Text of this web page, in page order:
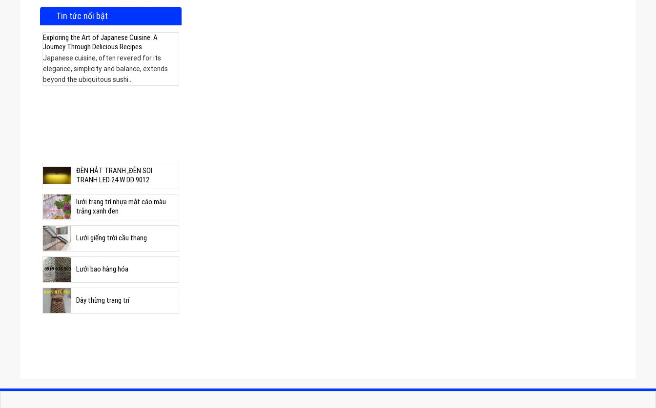
Tin tức nổi bật
Exploring the Art of Japanese Cuisine: A
Journey Through Delicious Recipes
Japanese cuisine, often revered for its
elegance, simplicity and balance, extends
beyond the ubiquitous sushi...
ĐÈN HẮT TRANH ,ĐÈN SOI
TRANH LED 24 W DD 9012
lưới trang trí nhựa mắt cáo màu
trắng xanh đen
Lưới giếng trời cầu thang
Lưới bao hàng hóa
Dây thừng trang trí